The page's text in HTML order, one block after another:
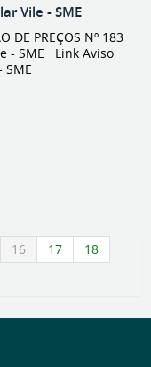
Vile - SME
DE PREÇOS Nº 183
- SME Link Aviso
SME
16 17
18